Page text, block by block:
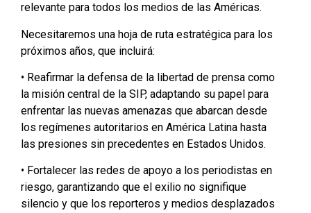
relevante para todos los medios de las Américas.
Necesitaremos una hoja de ruta estratégica para los
próximos años, que incluirá:
• Reafirmar la defensa de la libertad de prensa como
la misión central de la SIP, adaptando su papel para
enfrentar las nuevas amenazas que abarcan desde
los regímenes autoritarios en América Latina hasta
las presiones sin precedentes en Estados Unidos.
• Fortalecer las redes de apoyo a los periodistas en
riesgo, garantizando que el exilio no signifique
silencio y que los reporteros y medios desplazados